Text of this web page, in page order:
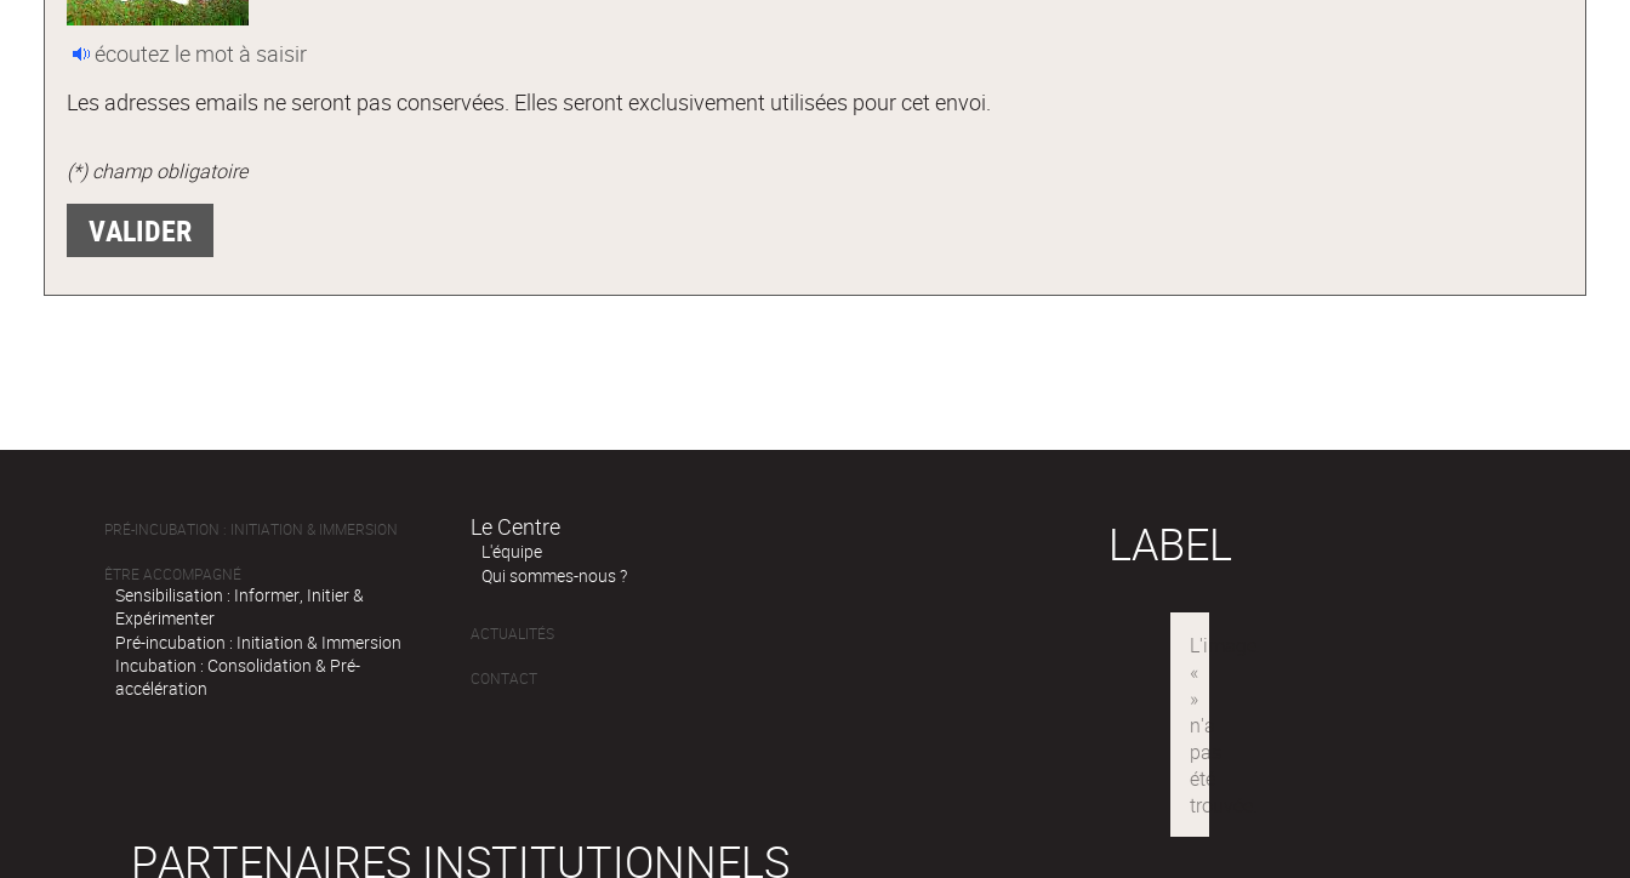
écoutez le mot à saisir
Les adresses emails ne seront pas conservées. Elles seront exclusivement utilisées pour cet envoi.
(*) champ obligatoire
PRÉ-INCUBATION : INITIATION & IMMERSION
ÊTRE ACCOMPAGNÉ
Sensibilisation : Informer, Initier &
Expérimenter
Pré-incubation : Initiation & Immersion
Incubation : Consolidation & Pré-
accélération
Le Centre
L'équipe
Qui sommes-nous ?
ACTUALITÉS
CONTACT
LABEL
PARTENAIRES INSTITUTIONNELS